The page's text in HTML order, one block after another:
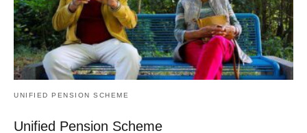
UNIFIED PENSION SCHEME
Unified Pension Scheme